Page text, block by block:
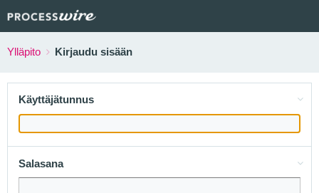
Ylläpito Kirjaudu sisään
Käyttäjätunnus
Salasana